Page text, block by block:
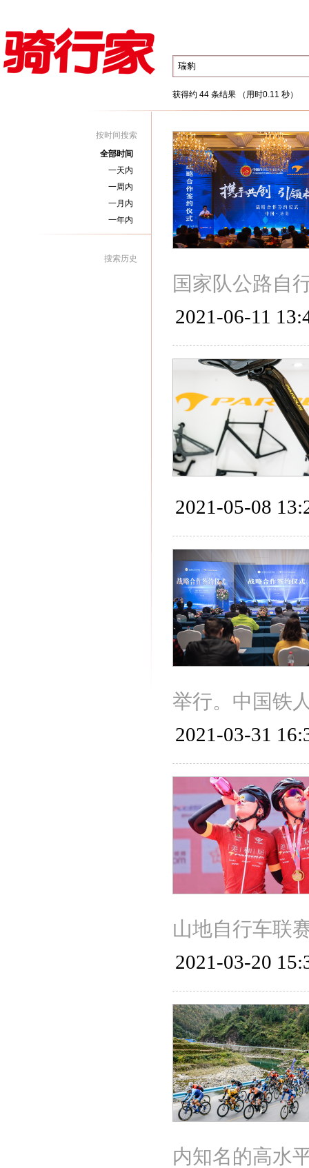
获得约 44 条结果 （用时0.11 秒）
按时间搜索
全部时间
一天内
一周内
一月内
一年内
搜索历史
国家队公路自
2021-06-11
2021-05-08
举行。中国铁
2021-03-31
山地自行车联
2021-03-20
内知名的高水